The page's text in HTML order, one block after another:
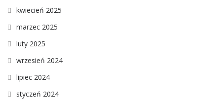
kwiecień 2025
marzec 2025
luty 2025
wrzesień 2024
lipiec 2024
styczeń 2024